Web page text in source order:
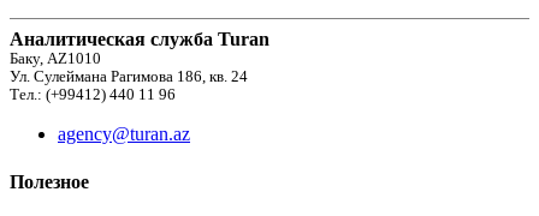
Аналитическая служба Turan
Баку, AZ1010
Ул. Сулеймана Рагимова 186, кв. 24
Тел.: (+99412) 440 11 96
agency@turan.az
Полезное